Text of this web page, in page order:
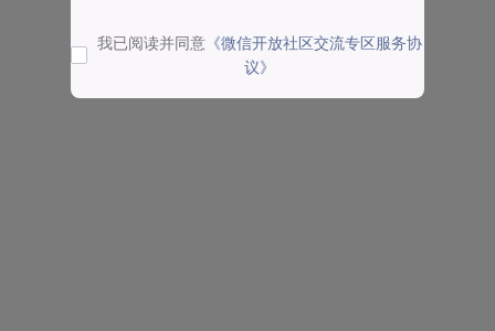
我已阅读并同意 《微信开放社区交流专区服务协
议》